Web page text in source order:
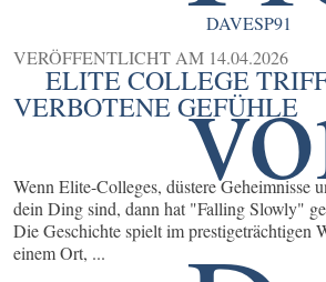
DAVESP91
VERÖFFENTLICHT AM 14.04.2026
ELITE COLLEGE
VERBOTENE GEFÜHLE
Wenn Elite-Colleges, düstere Geheimnisse
dein Ding sind, dann hat "Falling Slowly"
Die Geschichte spielt im prestigeträchtigen
einem Ort, ...